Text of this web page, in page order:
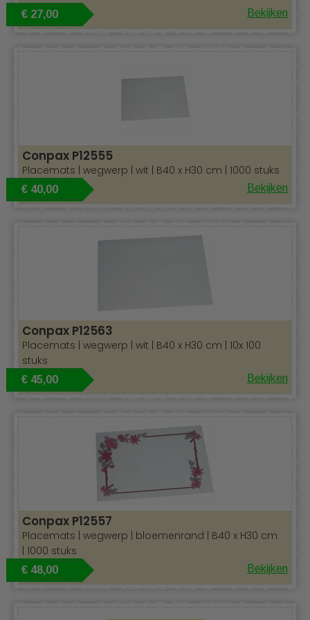
Of u nu een sfeervolle aankleding zoekt voor een
een formeel evenement, of gewoon op zoek bent naar
duurzame alternatieven voor uw horecagelegenheid,
onze placemats bieden de perfecte balans tussen stijl,
functionaliteit en milieuvriendelijkheid. Ontdek de vele
mogelijkheden en geef uw tafels een verzorgde en
professionele uitstraling!
€ 27,00 Bekijken
Conpax P12555
Placemats | wegwerp | wit | B40 x H30 cm | 1000 stuks
€ 40,00 Bekijken
Conpax P12563
Placemats | wegwerp | wit | B40 x H30 cm | 10x 100
stuks
€ 45,00 Bekijken
Conpax P12557
Placemats | wegwerp | bloemenrand | B40 x H30 cm
| 1000 stuks
€ 48,00 Bekijken